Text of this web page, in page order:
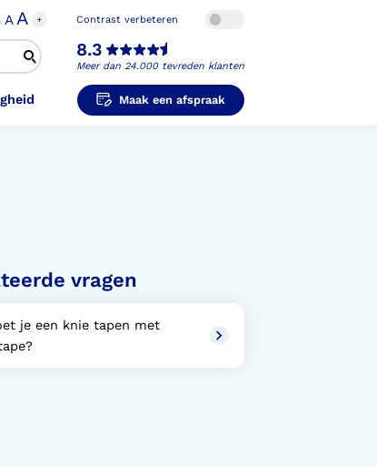
AA Contrast verbeteren
8.3
Meer dan 24.000 tevreden klanten
in
DuimPantoffels
Maak een afspraak
vragen
je een knie tapen met